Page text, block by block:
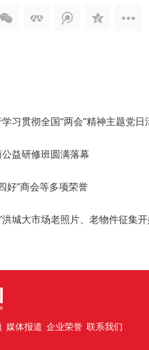
习贯彻全国“两会”精神主题党
益研修班圆满落幕
好”商会等多项荣誉
城大市场老照片、老物件征集
媒体报道 企业荣誉 联系我们